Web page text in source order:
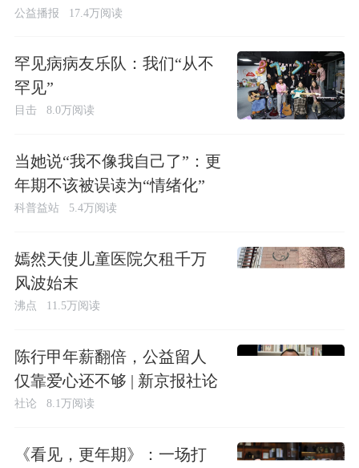
公益播报 17.4万阅读
罕见病病友乐队：我们“从不
罕见”
目击 8.0万阅读
当她说“我不像我自己了”：更
年期不该被误读为“情绪化”
科普益站 5.4万阅读
嫣然天使儿童医院欠租千万
风波始末
沸点 11.5万阅读
陈行甲年薪翻倍，公益留人
仅靠爱心还不够 | 新京报社论
社论 8.1万阅读
《看见，更年期》：一场打